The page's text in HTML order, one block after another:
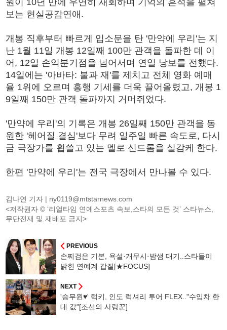
보는 현실공감연애.
개봉 직후부터 빠르게 입소문을 탄 '만약에 우리'는 지
난 1월 11일 개봉 12일째 100만 관객을 돌파한 데 이
어, 12일 손익분기점을 넘어서며 연일 낭보를 전했다.
14일에는 '아바타: 불과 재'를 제치고 전체 영화 예매
율 1위에 오르며 흥행 기세를 더욱 끌어올렸고, 개봉 1
9일째 150만 관객 돌파까지 거머쥐었다.
'만약에 우리'의 기록은 개봉 26일째 150만 관객을 동
원한 '헤어질 결심'보다 무려 일주일 빠른 속도로, 다시
금 극장가를 휩쓸고 있는 멜로 신드롬을 실감케 한다.
한편 '만약에 우리'는 전국 극장에서 만나볼 수 있다.
김나연 기자 | ny0119@mtstarnews.com
<저작권자 © ‘리얼타임 연예스포츠 속보,스타의 모든 것’ 스타뉴스,
무단전재 및 재배포 금지>
PREVIOUS
손찌검은 기본, 욕설·개무시·밤샘 대기..스타들이
밝힌 연예계 갑질[★FOCUS]
NEXT
'승무원♥' 럭키, 인도 럭셔리 투어 FLEX.."수입차 한
대 값"[조선의 사랑꾼]